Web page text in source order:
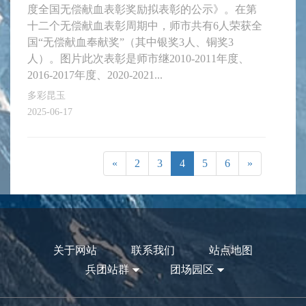
度全国无偿献血表彰奖励拟表彰的公示》。在第
十二个无偿献血表彰周期中，师市共有6人荣获全
国“无偿献血奉献奖”（其中银奖3人、铜奖3
人）。图片此次表彰是师市继2010-2011年度、
2016-2017年度、2020-2021...
多彩昆玉
2025-06-17
« 2 3 4 5 6 »
关于网站 联系我们
站点地图
兵团站群
团场园区